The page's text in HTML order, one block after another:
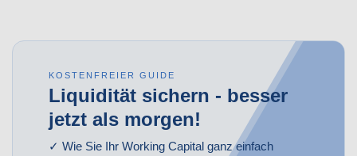
KOSTENFREIER GUIDE
Liquidität sichern - besser
jetzt als morgen!
✓ Wie Sie Ihr Working Capital ganz einfach